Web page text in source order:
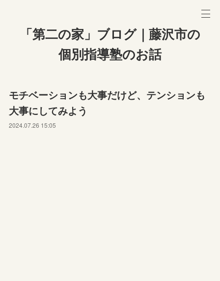
「第二の家」ブログ｜藤沢市の
個別指導塾のお話
モチベーションも大事だけど、テンションも
大事にしてみよう
2024.07.26 15:05